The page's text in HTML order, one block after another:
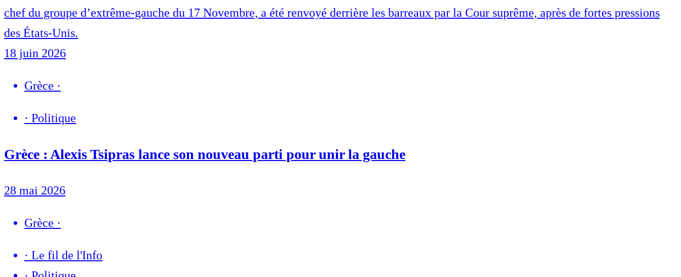
chef du groupe d’extrême-gauche du 17 Novembre, a été renvoyé derrière les barreaux par la Cour suprême, après de fortes pressions
des États-Unis.
18 juin 2026
Grèce ·
· Politique
Grèce : Alexis Tsipras lance son nouveau parti pour unir la gauche
28 mai 2026
Grèce ·
· Le fil de l'Info